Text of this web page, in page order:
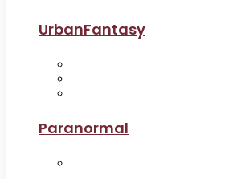
UrbanFantasy
Paranormal